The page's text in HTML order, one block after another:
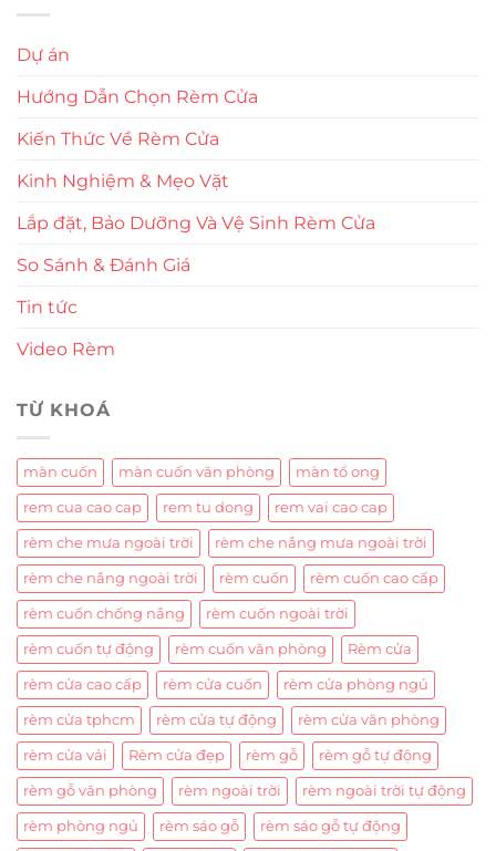
Dự án
Hướng Dẫn Chọn Rèm Cửa
Kiến Thức Về Rèm Cửa
Kinh Nghiệm & Mẹo Vặt
Lắp đặt, Bảo Dưỡng Và Vệ Sinh Rèm Cửa
So Sánh & Đánh Giá
Tin tức
Video Rèm
TỪ KHOÁ
màn cuốn màn cuốn văn phòng màn tổ ong
rem cua cao cap rem tu dong rem vai cao cap
rèm che mưa ngoài trời rèm che nắng mưa ngoài trời
rèm che nắng ngoài trời rèm cuốn rèm cuốn cao cấp
rèm cuốn chống nắng rèm cuốn ngoài trời
rèm cuốn tự động rèm cuốn văn phòng Rèm cửa
rèm cửa cao cấp rèm cửa cuốn rèm cửa phòng ngủ
rèm cửa tphcm rèm cửa tự động rèm cửa văn phòng
rèm cửa vải Rèm cửa đẹp rèm gỗ rèm gỗ tự động
rèm gỗ văn phòng rèm ngoài trời rèm ngoài trời tự động
rèm phòng ngủ rèm sáo gỗ rèm sáo gỗ tự động